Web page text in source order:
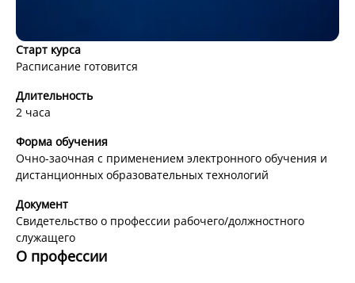
тестирование(APRO)
Старт курса
Расписание готовится
Длительность
2 часа
Форма обучения
Очно-заочная с применением электронного обучения и
дистанционных образовательных технологий
Документ
Свидетельство о профессии рабочего/должностного
служащего
О профессии